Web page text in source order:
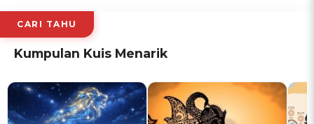
CARI TAHU
Kumpulan Kuis Menarik